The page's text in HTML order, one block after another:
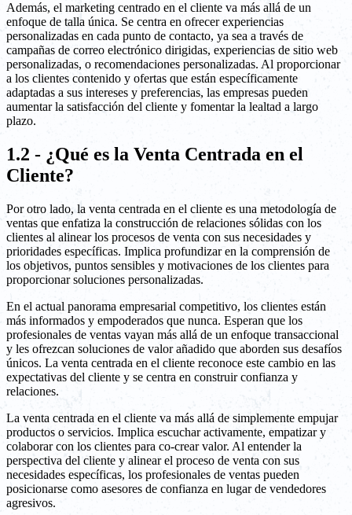
Además, el marketing centrado en el cliente va más allá de un
enfoque de talla única. Se centra en ofrecer experiencias
personalizadas en cada punto de contacto, ya sea a través de
campañas de correo electrónico dirigidas, experiencias de sitio web
personalizadas, o recomendaciones personalizadas. Al proporcionar
a los clientes contenido y ofertas que están específicamente
adaptadas a sus intereses y preferencias, las empresas pueden
aumentar la satisfacción del cliente y fomentar la lealtad a largo
plazo.
1.2 - ¿Qué es la Venta Centrada en el
Cliente?
Por otro lado, la venta centrada en el cliente es una metodología de
ventas que enfatiza la construcción de relaciones sólidas con los
clientes al alinear los procesos de venta con sus necesidades y
prioridades específicas. Implica profundizar en la comprensión de
los objetivos, puntos sensibles y motivaciones de los clientes para
proporcionar soluciones personalizadas.
En el actual panorama empresarial competitivo, los clientes están
más informados y empoderados que nunca. Esperan que los
profesionales de ventas vayan más allá de un enfoque transaccional
y les ofrezcan soluciones de valor añadido que aborden sus desafíos
únicos. La venta centrada en el cliente reconoce este cambio en las
expectativas del cliente y se centra en construir confianza y
relaciones.
La venta centrada en el cliente va más allá de simplemente empujar
productos o servicios. Implica escuchar activamente, empatizar y
colaborar con los clientes para co-crear valor. Al entender la
perspectiva del cliente y alinear el proceso de venta con sus
necesidades específicas, los profesionales de ventas pueden
posicionarse como asesores de confianza en lugar de vendedores
agresivos.